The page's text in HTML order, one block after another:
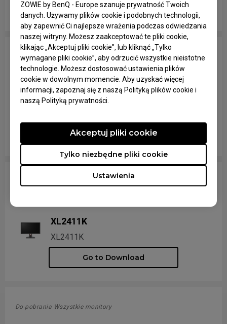
ZOWIE by BenQ - Europe szanuje prywatność Twoich
danych. Używamy plików cookie i podobnych technologii,
aby zapewnić Ci najlepsze wrażenia podczas odwiedzania
naszej witryny. Możesz zaakceptować te pliki cookie,
klikając „Akceptuj pliki cookie”, lub kliknąć „Tylko
wymagane pliki cookie”, aby odrzucić wszystkie nieistotne
technologie. Możesz dostosować ustawienia plików
cookie w dowolnym momencie. Aby uzyskać więcej
informacji, zapoznaj się z naszą Polityką plików cookie i
naszą Polityką prywatności.
Ustawienia
Tylko niezbędne pliki cookie
Akceptuj pliki cookie
Go to Download
Do pobrania Wszystkie podkładki pod mysz
G-SR-III
Go to Download
XL2411K
XL2411K
Go to Download
Do pobrania Wszystkie monitory